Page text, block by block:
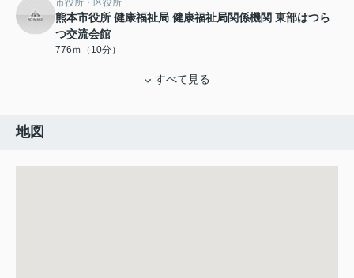
市役所・区役所
熊本市役所 健康福祉局 健康福祉局関係機関 東部はつら
つ交流会館
776ｍ（10分）
すべて見る
地図